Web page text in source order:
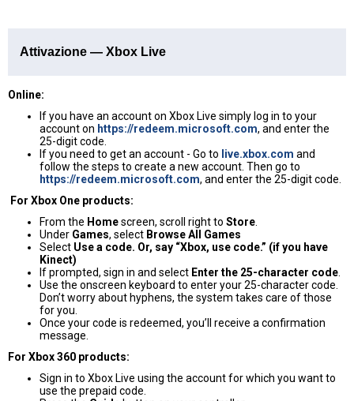
Attivazione — Xbox Live
Online:
If you have an account on Xbox Live simply log in to your
account on https://redeem.microsoft.com, and enter the
25-digit code.
If you need to get an account - Go to live.xbox.com and
follow the steps to create a new account. Then go to
https://redeem.microsoft.com, and enter the 25-digit code.
For Xbox One products:
From the Homescreen, scroll right to Store.
Under Games, select Browse All Games
Select Use a code. Or, say “Xbox, use code.” (if you have
Kinect)
If prompted, sign in and select Enter the 25-character code.
Use the onscreen keyboard to enter your 25-character code.
Don’t worry about hyphens, the system takes care of those
for you.
Once your code is redeemed, you’ll receive a confirmation
message.
For Xbox 360 products:
Sign in to Xbox Live using the account for which you want to
use the prepaid code.